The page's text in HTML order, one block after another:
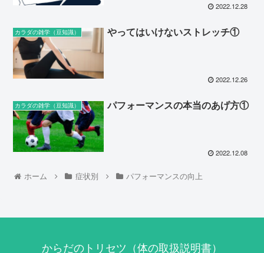
2022.12.28
カラダの雑学（豆知識） やってはいけないストレッチ①
2022.12.26
カラダの雑学（豆知識） パフォーマンスの本当のあげ方①
2022.12.08
ホーム 症状別 パフォーマンスの向上
からだのトリセツ（体の取扱説明書）